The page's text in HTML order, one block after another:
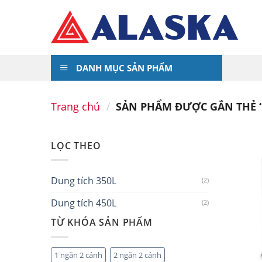
DANH MỤC SẢN PHẨM
Trang chủ / SẢN PHẨM ĐƯỢC GẮN THẺ
LỌC THEO
Dung tích 350L (2)
Dung tích 450L (2)
TỪ KHÓA SẢN PHẨM
1 ngăn 2 cánh 2 ngăn 2 cánh